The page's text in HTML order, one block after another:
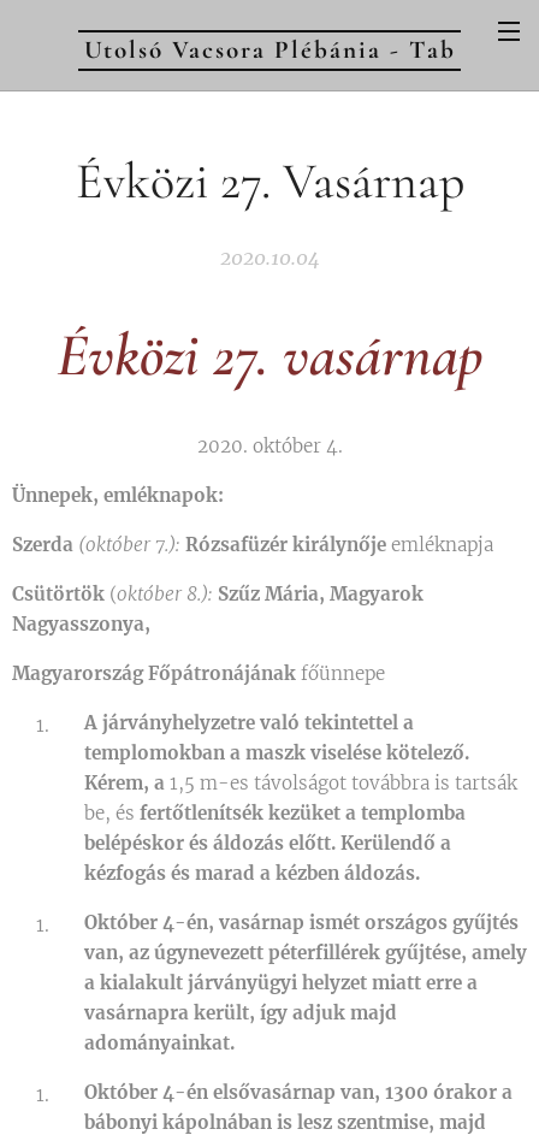
Utolsó Vacsora Plébánia - Tab
Évközi 27. Vasárnap
2020.10.04
Évközi 27. vasárnap
2020. október 4.
Ünnepek, emléknapok:
Szerda (október 7.): Rózsafüzér királynője emléknapja
Csütörtök (október 8.): Szűz Mária, Magyarok
Nagyasszonya,
Magyarország Főpátronájának főünnepe
A járványhelyzetre való tekintettel a
templomokban a maszk viselése kötelező.
Kérem, a 1,5 m-es távolságot továbbra is tartsák
be, és fertőtlenítsék kezüket a templomba
belépéskor és áldozás előtt. Kerülendő a
kézfogás és marad a kézben áldozás.
Október 4-én, vasárnap ismét országos gyűjtés
van, az úgynevezett péterfillérek gyűjtése, amely
a kialakult járványügyi helyzet miatt erre a
vasárnapra került, így adjuk majd
adományainkat.
Október 4-én elsővasárnap van, 1300 órakor a
bábonyi kápolnában is lesz szentmise, majd